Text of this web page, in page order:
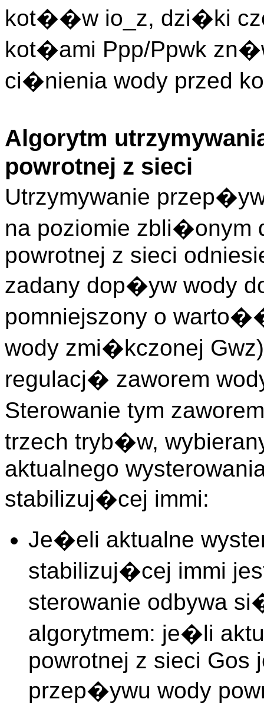
kot��w io_z, dzi�ki
kot�ami Ppp/Ppwk
ci�nienia wody przed
Algorytm
powrotnej z sieci
Utrzymywanie
na poziomie zbli�onym
powrotnej z sieci
zadany dop�yw wody
pomniejszony o
wody zmi�kczonej
regulacj� zaworem
Sterowanie tym
trzech tryb�w,
aktualnego
stabilizuj�cej immi:
Je�eli aktualne
stabilizuj�cej immi
sterowanie odbywa
algorytmem: je�li
powrotnej z sieci Gos
przep�ywu wody